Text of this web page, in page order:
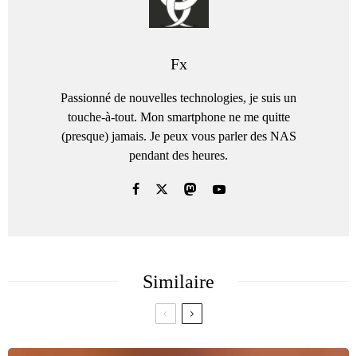
Fx
Passionné de nouvelles technologies, je suis un
touche-à-tout. Mon smartphone ne me quitte
(presque) jamais. Je peux vous parler des NAS
pendant des heures.
Similaire